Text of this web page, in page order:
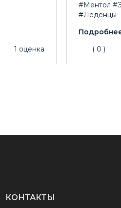
1 оценка
#Ментол
#Леденцы
( 0 )
КОНТАКТЫ